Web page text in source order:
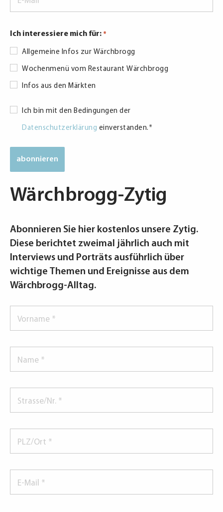
Mail
Ich interessiere mich für: *
Allgemeine Infos zur Wärchbrogg
Wochenmenü vom Restaurant Wärchbrogg
Infos aus den Märkten
Datenschutzerklärung
Ich bin mit den Bedingungen der
Datenschutzerklärung einverstanden. *
Wärchbrogg-Zytig
Abonnieren Sie hier kostenlos unsere Zytig.
Diese berichtet zweimal jährlich auch mit
Interviews und Porträts ausführlich über
wichtige Themen und Ereignisse aus dem
Wärchbrogg-Alltag.
Mail